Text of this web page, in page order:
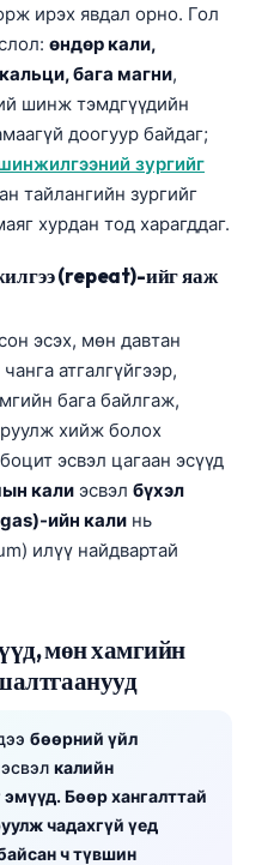
ирэх явдал орно. Гол
өндөр кали,
бага магни,
шинж тэмдгүүдийн
доогуур байдаг;
зургийг
тайлангийн зургийг
хурдан тод харагддаг.
(repeat)-ийг яаж
эсэх, мөн давтан
атгалгүйгээр,
бага байлгаж,
хийж болох
эсвэл цагаан эсүүд
кали эсвэл бүхэл
ийн кали нь
илүү найдвартай
мөн хамгийн
бөөрний үйл
эсвэл калийн
Бөөр хангалттай
чадахгүй үед
ч түвшин